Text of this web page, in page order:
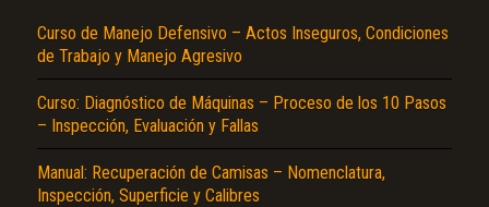
Curso de Manejo Defensivo – Actos Inseguros, Condiciones
de Trabajo y Manejo Agresivo
Curso: Diagnóstico de Máquinas – Proceso de los 10 Pasos
– Inspección, Evaluación y Fallas
Manual: Recuperación de Camisas – Nomenclatura,
Inspección, Superficie y Calibres